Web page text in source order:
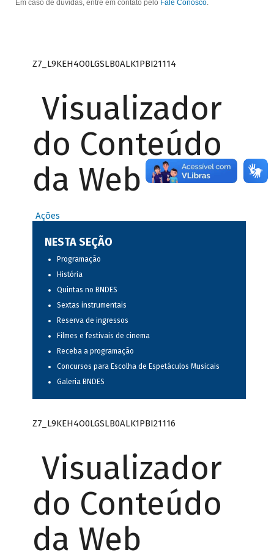
Em caso de dúvidas, entre em contato pelo Fale Conosco.
Z7_L9KEH4O0LGSLB0ALK1PBI21114
Visualizador
do Conteúdo
da Web
Ações
NESTA SEÇÃO
Programação
História
Quintas no BNDES
Sextas instrumentais
Reserva de ingressos
Filmes e festivais de cinema
Receba a programação
Concursos para Escolha de Espetáculos Musicais
Galeria BNDES
Z7_L9KEH4O0LGSLB0ALK1PBI21116
Visualizador
do Conteúdo
da Web